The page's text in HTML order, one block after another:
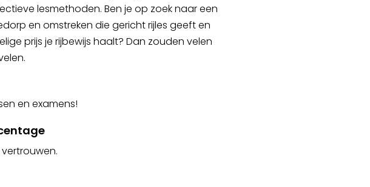
lesmethoden. Ben je op zoek naar een
en omstreken die gericht rijles geeft en
prijs je rijbewijs haalt? Dan zouden velen
en examens!